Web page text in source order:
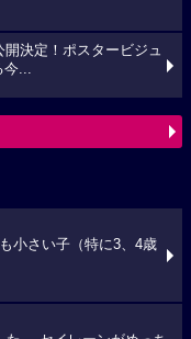
開決定！ポスタービジュ
今...
小さい子（特に3、4歳